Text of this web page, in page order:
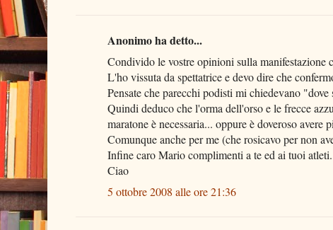
Anonimo ha detto...
Condivido le vostre opinioni sulla manifestazione
L'ho vissuta da spettatrice e devo dire che
Pensate che parecchi podisti mi chiedevano
Quindi deduco che l'orma dell'orso e le frecce
maratone è necessaria... oppure è doveroso
Comunque anche per me (che rosicavo per non
Infine caro Mario complimenti a te ed ai tuoi
Ciao
5 ottobre 2008 alle ore 21:36